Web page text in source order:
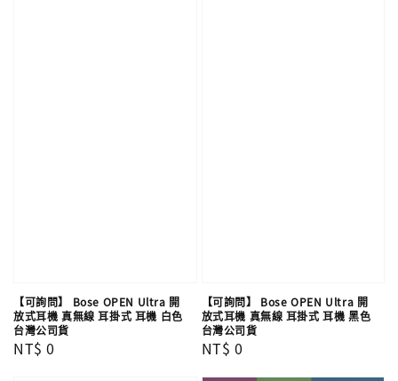
【可詢問】 Bose OPEN Ultra 開
放式耳機 真無線 耳掛式 耳機 白色
台灣公司貨
Regular
NT$ 0
【可詢問】 Bose OPEN Ultra 開
放式耳機 真無線 耳掛式 耳機 黑色
台灣公司貨
Regular
NT$ 0